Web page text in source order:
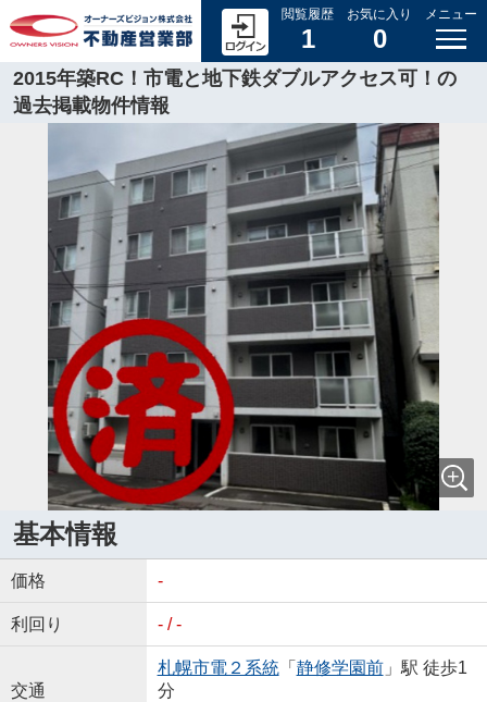
閲覧履歴
1
お気に入り
0
メニュー
2015年築RC！市電と地下鉄ダブルアクセス可！の
過去掲載物件情報
基本情報
価格 -
利回り - / -
交通
札幌市電２系統「 静修学園前」駅 徒歩1
分